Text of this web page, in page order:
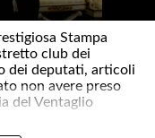
Stampa
club dei
dei deputati, articoli
non avere preso
del Ventaglio